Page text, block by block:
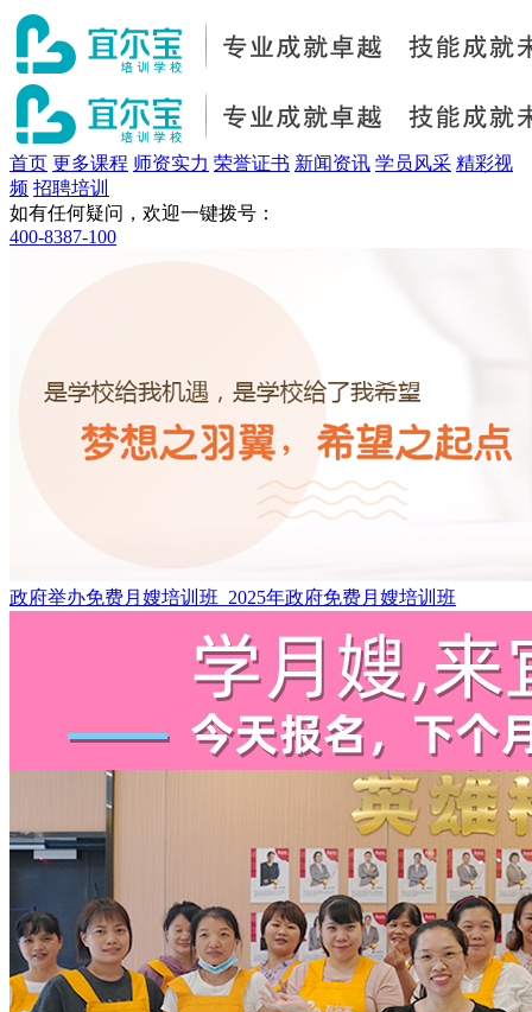
首页 更多课程 师资实力 荣誉证书 新闻资讯 学员风采 精彩视
频 招聘培训
如有任何疑问，欢迎一键拨号：
400-8387-100
政府举办免费月嫂培训班_2025年政府免费月嫂培训班